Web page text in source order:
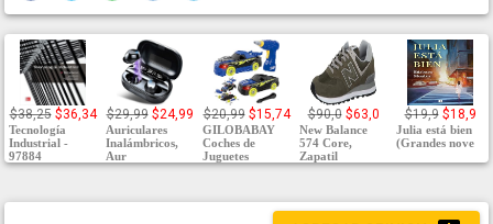
$38,25 $36,34
Tecnología
Industrial -
97884
$29,99 $24,99
Auriculares
Inalámbricos,
Aur
$20,99 $15,74
GILOBABAY
Coches de
Juguetes
$90,0 $63,0
New Balance
574 Core,
Zapatil
$19,9 $18,9
Julia está bien
(Grandes nove